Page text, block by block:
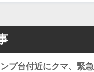
プ台付近にクマ、緊急